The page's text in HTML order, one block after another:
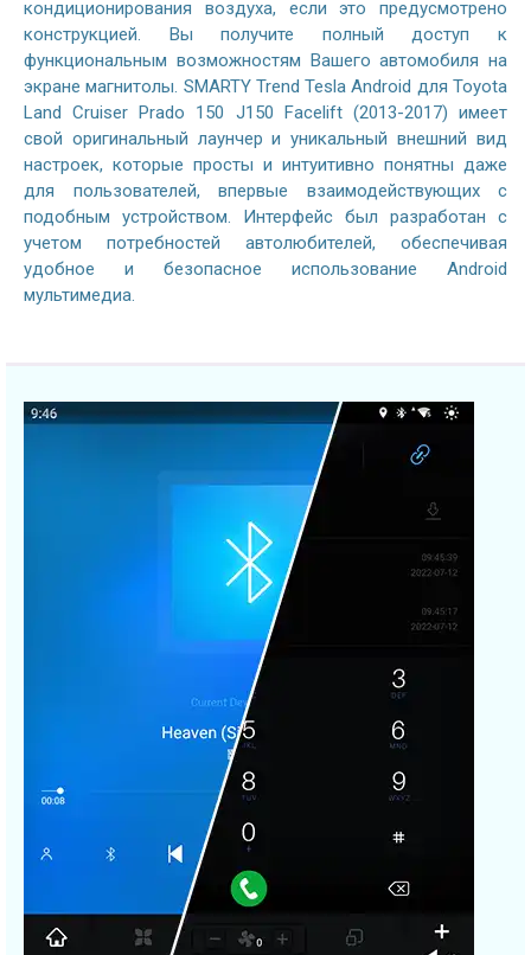
кондиционирования воздуха, если это предусмотрено
конструкцией. Вы получите полный доступ к
функциональным возможностям Вашего автомобиля на
экране магнитолы. SMARTY Trend Tesla Android для Toyota
Land Cruiser Prado 150 J150 Facelift (2013-2017) имеет
свой оригинальный лаунчер и уникальный внешний вид
настроек, которые просты и интуитивно понятны даже
для пользователей, впервые взаимодействующих с
подобным устройством. Интерфейс был разработан с
учетом потребностей автолюбителей, обеспечивая
удобное и безопасное использование Android
мультимедиа.